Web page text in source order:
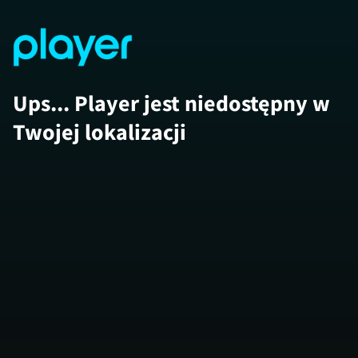
Ups... Player jest niedostępny w
Twojej lokalizacji